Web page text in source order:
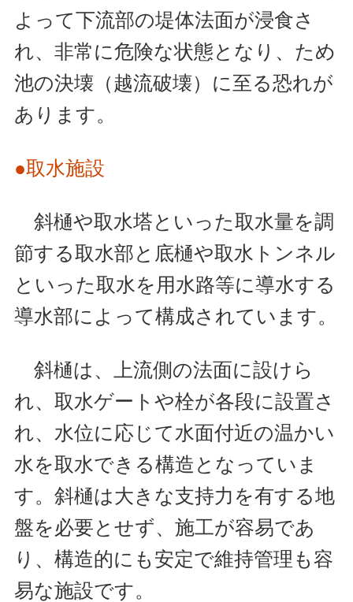
よって下流部の堤体法面が浸食さ
れ、非常に危険な状態となり、ため
池の決壊（越流破壊）に至る恐れが
あります。
●取水施設
斜樋や取水塔といった取水量を調
節する取水部と底樋や取水トンネル
といった取水を用水路等に導水する
導水部によって構成されています。
斜樋は、上流側の法面に設けら
れ、取水ゲートや栓が各段に設置さ
れ、水位に応じて水面付近の温かい
水を取水できる構造となっていま
す。斜樋は大きな支持力を有する地
盤を必要とせず、施工が容易であ
り、構造的にも安定で維持管理も容
易な施設です。